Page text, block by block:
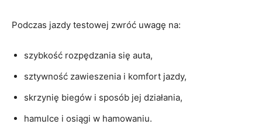
Podczas jazdy testowej⁢ zwróć uwagę na:
szybkość rozpędzania się auta,
sztywność zawieszenia i ​komfort ⁣jazdy,
skrzynię ⁣biegów i‍ sposób jej działania,
hamulce i osiągi w⁤ hamowaniu.